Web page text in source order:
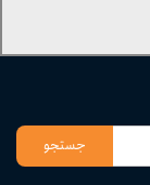
جستجو